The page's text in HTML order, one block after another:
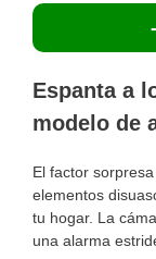
Espanta a
modelo de
El factor
elementos
tu hogar. La
una alarma